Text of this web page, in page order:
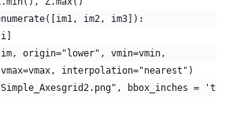
im2, im3]):
origin="lower", vmin=vmin,
interpolation="nearest")
bbox_inches =